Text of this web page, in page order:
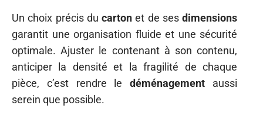
Un choix précis du carton et de ses dimensions
garantit une organisation fluide et une sécurité
optimale. Ajuster le contenant à son contenu,
anticiper la densité et la fragilité de chaque
pièce, c’est rendre ledéménagement aussi
serein que possible.